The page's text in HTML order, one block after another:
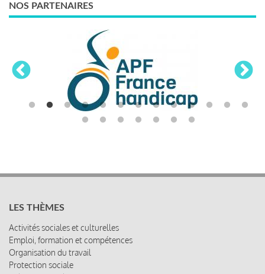
NOS PARTENAIRES
LES THÈMES
Activités sociales et culturelles
Emploi, formation et compétences
Organisation du travail
Protection sociale